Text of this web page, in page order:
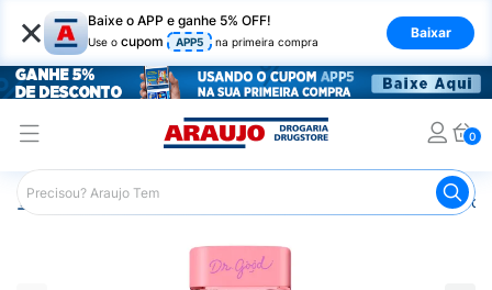
× Baixe o APP e ganhe 5% OFF!
Use o cupom APP5 na primeira compra
Baixar
0
Araujo Beleza e Cuidados Dr